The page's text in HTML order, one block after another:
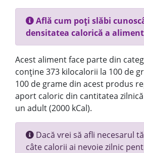
Află cum poți slăbi
densitatea calorică a
Acest aliment face parte din
conține 373 kilocalorii la 100 de
100 de grame din acest produs
aport caloric din cantitatea
un adult (2000 kCal).
Dacă vrei să afli necesarul
câte calorii ai nevoie zilnic